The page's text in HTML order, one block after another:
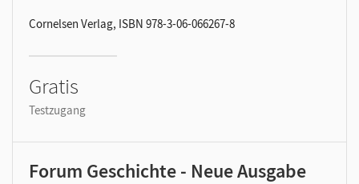
Cornelsen Verlag, ISBN 978-3-06-066267-8
Gratis
Testzugang
Forum Geschichte - Neue Ausgabe